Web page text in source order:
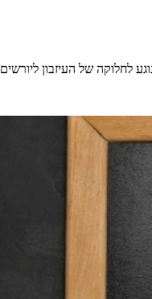
לחלוקה של העיזבון